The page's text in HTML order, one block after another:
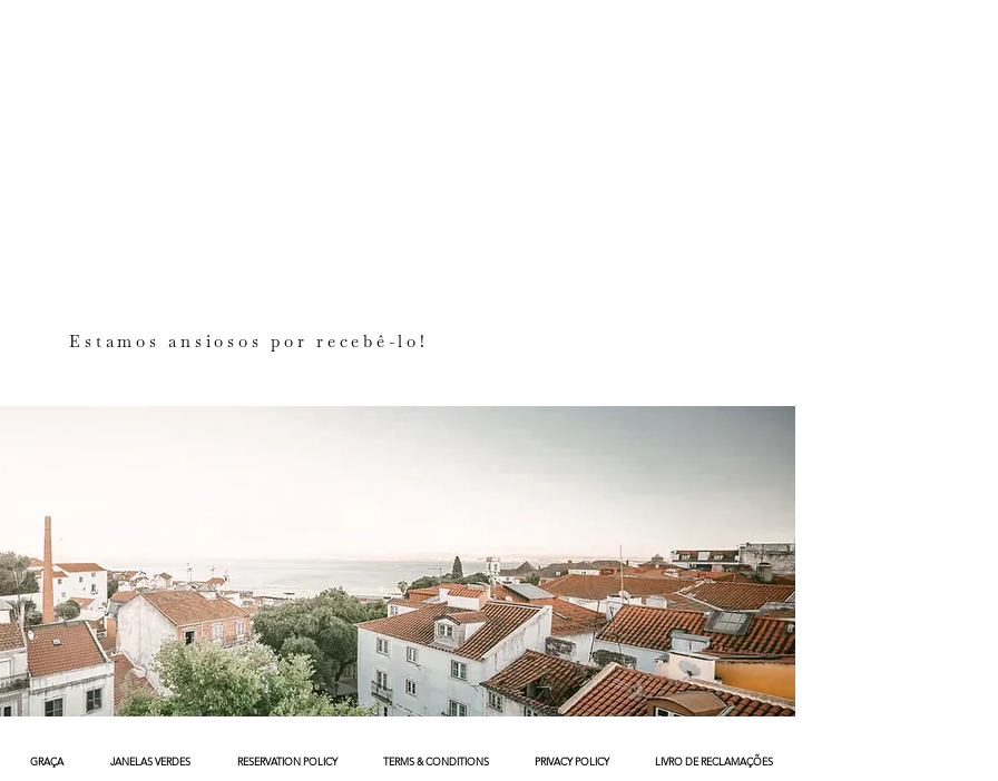
Estamos ansiosos por recebê-lo!
GRAÇA JANELAS VERDES RESERVATION POLICY TERMS & CONDITIONS PRIVACY POLICY LIVRO DE RECLAMAÇÕES